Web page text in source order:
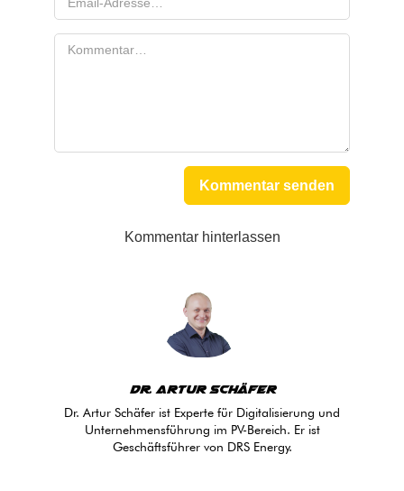
Kommentar senden
Kommentar hinterlassen
Dr. Artur Schäfer
Dr. Artur Schäfer ist Experte für Digitalisierung und
Unternehmensführung im PV-Bereich. Er ist
Geschäftsführer von DRS Energy.